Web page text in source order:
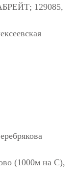
129085,
(1000м на С),